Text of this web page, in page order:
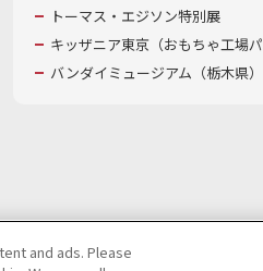
トーマス・エジソン特別展
キッザニア東京（おもちゃ工場パ
バンダイミュージアム（栃木県）
and ads. Please